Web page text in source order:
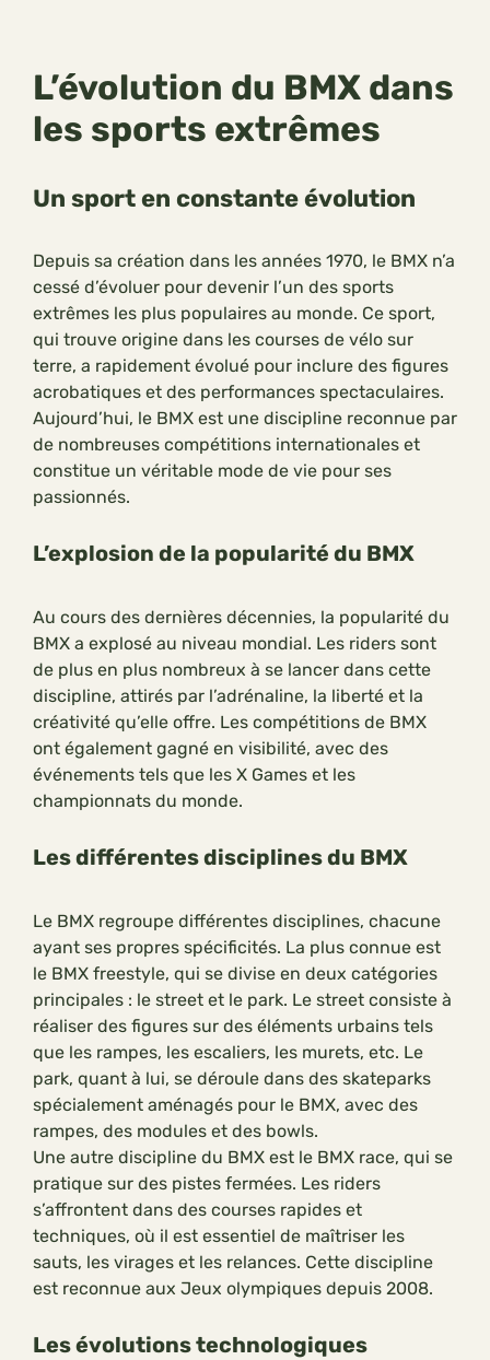
L’évolution du BMX dans
les sports extrêmes
Un sport en constante évolution
Depuis sa création dans les années 1970, le BMX n’a
cessé d’évoluer pour devenir l’un des sports
extrêmes les plus populaires au monde. Ce sport,
qui trouve origine dans les courses de vélo sur
terre, a rapidement évolué pour inclure des figures
acrobatiques et des performances spectaculaires.
Aujourd’hui, le BMX est une discipline reconnue par
de nombreuses compétitions internationales et
constitue un véritable mode de vie pour ses
passionnés.
L’explosion de la popularité du BMX
Au cours des dernières décennies, la popularité du
BMX a explosé au niveau mondial. Les riders sont
de plus en plus nombreux à se lancer dans cette
discipline, attirés par l’adrénaline, la liberté et la
créativité qu’elle offre. Les compétitions de BMX
ont également gagné en visibilité, avec des
événements tels que les X Games et les
championnats du monde.
Les différentes disciplines du BMX
Le BMX regroupe différentes disciplines, chacune
ayant ses propres spécificités. La plus connue est
le BMX freestyle, qui se divise en deux catégories
principales : le street et le park. Le street consiste à
réaliser des figures sur des éléments urbains tels
que les rampes, les escaliers, les murets, etc. Le
park, quant à lui, se déroule dans des skateparks
spécialement aménagés pour le BMX, avec des
rampes, des modules et des bowls.
Une autre discipline du BMX est le BMX race, qui se
pratique sur des pistes fermées. Les riders
s’affrontent dans des courses rapides et
techniques, où il est essentiel de maîtriser les
sauts, les virages et les relances. Cette discipline
est reconnue aux Jeux olympiques depuis 2008.
Les évolutions technologiques